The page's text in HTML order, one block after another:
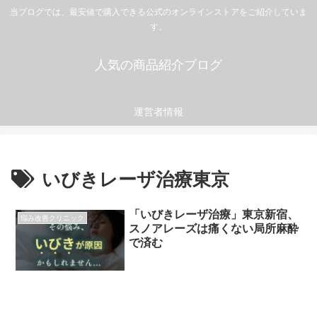
当ブログでは、最安値で購入できる公式のオンラインストアをご紹介していま
す。
人気の商品紹介ブログ
運営者情報
いびきレーザ治療東京
悩み改善クリニック
「いびきレーザ治療」東京新宿、
スノアレーズは痛くない局所麻酔
で済む